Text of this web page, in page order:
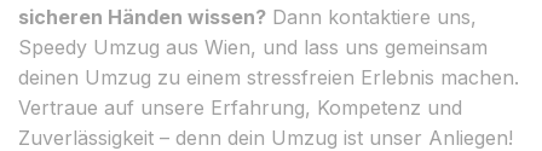
sicheren Händen wissen? Dann kontaktiere uns,
Speedy Umzug aus Wien, und lass uns gemeinsam
deinen Umzug zu einem stressfreien Erlebnis machen.
Vertraue auf unsere Erfahrung, Kompetenz und
Zuverlässigkeit – denn dein Umzug ist unser Anliegen!